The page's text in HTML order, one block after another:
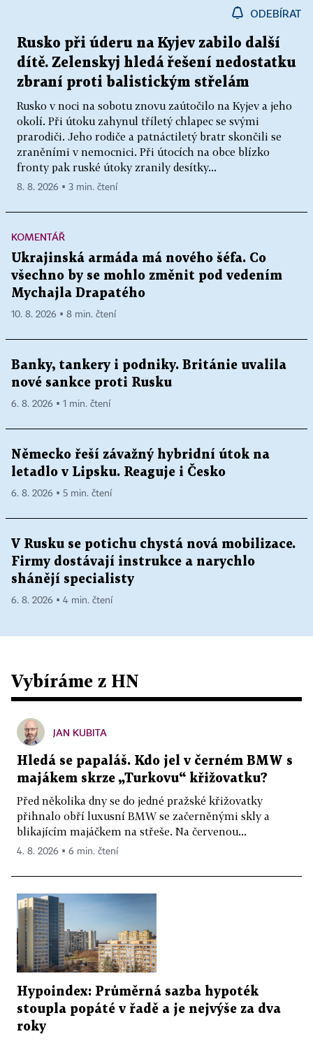
ODEBÍRAT
Rusko při úderu na Kyjev zabilo další
dítě. Zelenskyj hledá řešení nedostatku
zbraní proti balistickým střelám
Rusko v noci na sobotu znovu zaútočilo na Kyjev a jeho
okolí. Při útoku zahynul tříletý chlapec se svými
prarodiči. Jeho rodiče a patnáctiletý bratr skončili se
zraněními v nemocnici. Při útocích na obce blízko
fronty pak ruské útoky zranily desítky...
8. 8. 2026 ▪ 3 min. čtení
KOMENTÁŘ
Ukrajinská armáda má nového šéfa. Co
všechno by se mohlo změnit pod vedením
Mychajla Drapatého
10. 8. 2026 ▪ 8 min. čtení
Banky, tankery i podniky. Británie uvalila
nové sankce proti Rusku
6. 8. 2026 ▪ 1 min. čtení
Německo řeší závažný hybridní útok na
letadlo v Lipsku. Reaguje i Česko
6. 8. 2026 ▪ 5 min. čtení
V Rusku se potichu chystá nová mobilizace.
Firmy dostávají instrukce a narychlo
shánějí specialisty
6. 8. 2026 ▪ 4 min. čtení
Vybíráme z HN
JAN KUBITA
Hledá se papaláš. Kdo jel v černém BMW s
majákem skrze „Turkovu“ křižovatku?
Před několika dny se do jedné pražské křižovatky
přihnalo obří luxusní BMW se začerněnými skly a
blikajícím majáčkem na střeše. Na červenou...
4. 8. 2026 ▪ 6 min. čtení
Hypoindex: Průměrná sazba hypoték
stoupla popáté v řadě a je nejvýše za dva
roky